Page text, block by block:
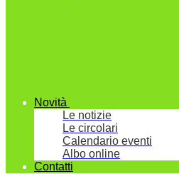
Novità
Le notizie
Le circolari
Calendario eventi
Albo online
Contatti